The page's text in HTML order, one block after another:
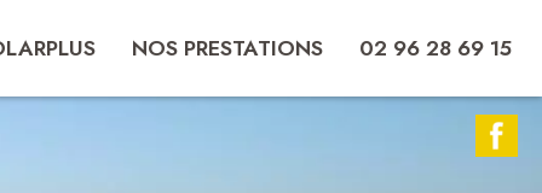
NOS PRESTATIONS 02 96 28 69 15